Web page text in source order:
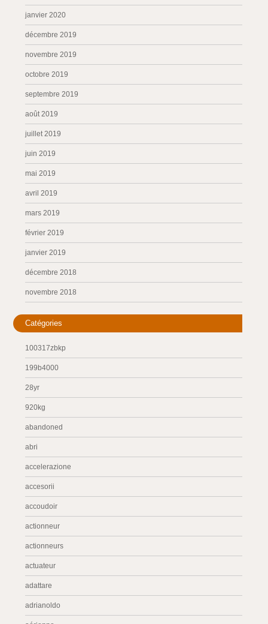
janvier 2020
décembre 2019
novembre 2019
octobre 2019
septembre 2019
août 2019
juillet 2019
juin 2019
mai 2019
avril 2019
mars 2019
février 2019
janvier 2019
décembre 2018
novembre 2018
Catégories
100317zbkp
199b4000
28yr
920kg
abandoned
abri
accelerazione
accesorii
accoudoir
actionneur
actionneurs
actuateur
adattare
adrianoldo